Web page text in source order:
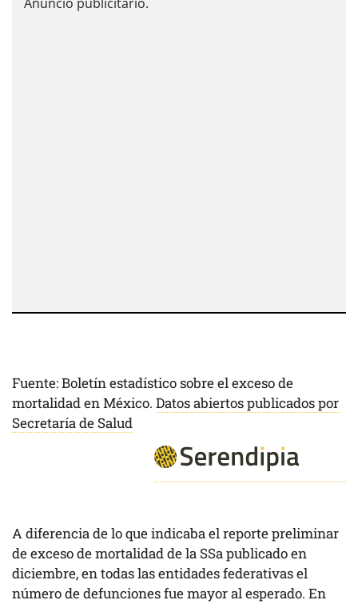
Fuente: Boletín estadístico sobre el exceso de
mortalidad en México. Datos abiertos publicados por
Secretaría de Salud
A diferencia de lo que indicaba el reporte preliminar
de exceso de mortalidad de la SSa publicado en
diciembre, en todas las entidades federativas el
número de defunciones fue mayor al esperado. En